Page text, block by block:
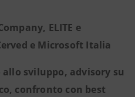
ELITE e
e Microsoft Italia
sviluppo, advisory su
confronto con best